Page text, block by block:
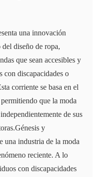
una innovación
diseño de ropa,
que sean accesibles y
con discapacidades o
corriente se basa en el
que la moda
de sus
y
una industria de la moda
reciente. A lo
con discapacidades